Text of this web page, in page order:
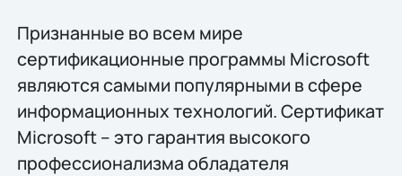
Признанные во всем мире
сертификационные программы Microsoft
являются самыми популярными в сфере
информационных технологий. Сертификат
Microsoft – это гарантия высокого
профессионализма обладателя